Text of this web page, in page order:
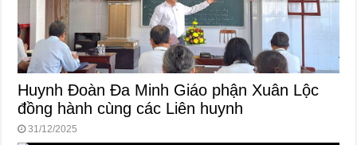
Huynh Đoàn Đa Minh Giáo phận Xuân Lộc
đồng hành cùng các Liên huynh
31/12/2025